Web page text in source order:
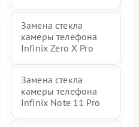
Замена стекла
камеры телефона
Infinix Zero X Pro
Замена стекла
камеры телефона
Infinix Note 11 Pro